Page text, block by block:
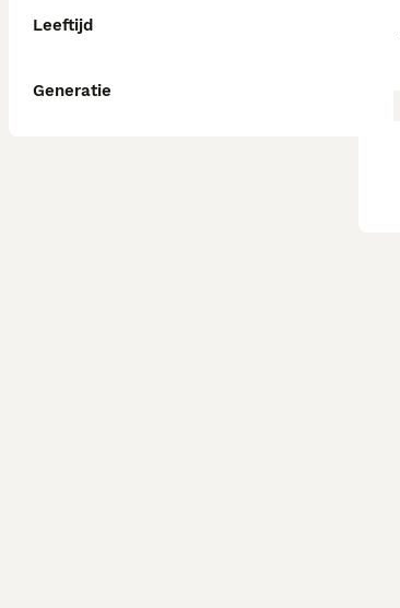
Leeftijd
Generatie